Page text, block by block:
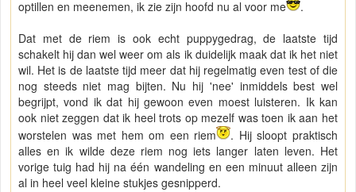
optillen en meenemen, ik zie zijn hoofd nu al voor me
.
Dat met de riem is ook echt puppygedrag, de laatste tijd
schakelt hij dan wel weer om als ik duidelijk maak dat ik het niet
wil. Het is de laatste tijd meer dat hij regelmatig even test of die
nog steeds niet mag bijten. Nu hij 'nee' inmiddels best wel
begrijpt, vond ik dat hij gewoon even moest luisteren. Ik kan
ook niet zeggen dat ik heel trots op mezelf was toen ik aan het
worstelen was met hem om een riem
. Hij sloopt praktisch
alles en ik wilde deze riem nog iets langer laten leven. Het
vorige tuig had hij na één wandeling en een minuut alleen zijn
al in heel veel kleine stukjes gesnipperd.